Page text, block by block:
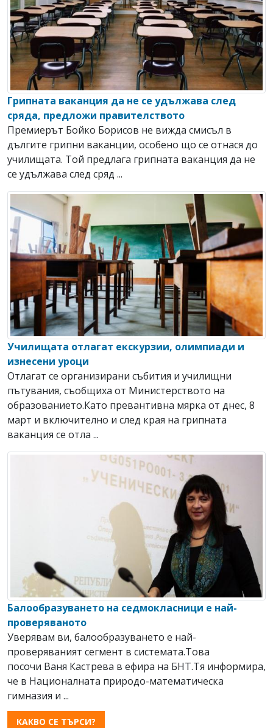
Грипната ваканция да не се удължава след
сряда, предложи правителството
Премиерът Бойко Борисов не вижда смисъл в
дългите грипни ваканции, особено що се отнася до
училищата. Той предлага грипната ваканция да не
се удължава след сряд ...
Училищата отлагат екскурзии, олимпиади и
изнесени уроци
Отлагат се организирани събития и училищни
пътувания, съобщиха от Министерството на
образованието.Като превантивна мярка от днес, 8
март и включително и след края на грипната
ваканция се отла ...
Балообразуването на седмокласници е най-
проверяваното
Уверявам ви, балообразуването е най-
проверяваният сегмент в системата.Това
посочи Ваня Кастрева в ефира на БНТ.Тя информира,
че в Националната природо-математическа
гимназия и ...
КАКВО СЕ ТЪРСИ?